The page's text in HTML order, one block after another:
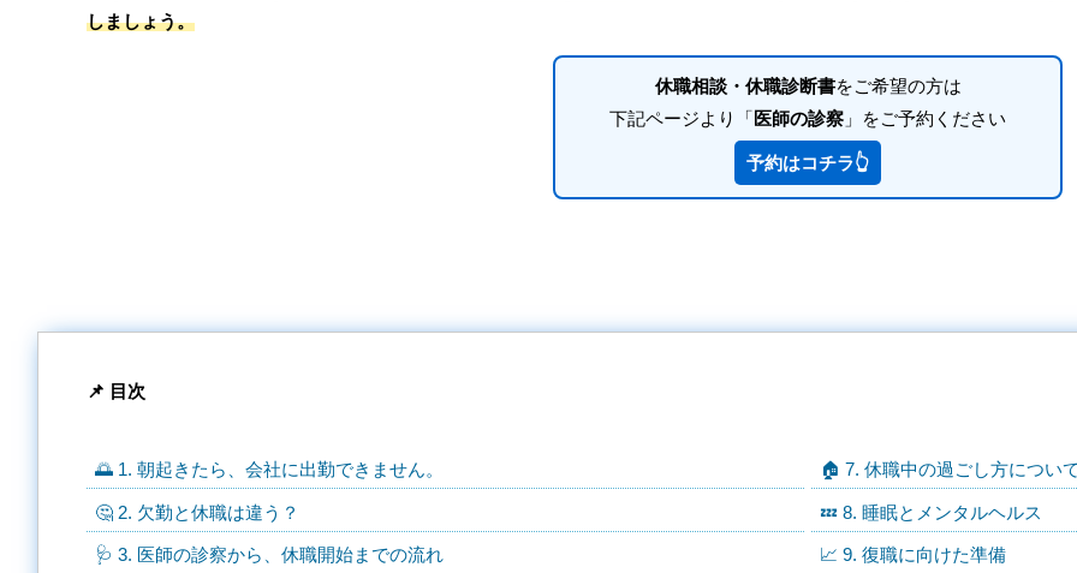
しましょう。
休職相談・休職診断書をご希望の方は
下記ページより「医師の診察 」をご予約ください
予約はコチラ👆
📌 目次
🌅 1. 朝起きたら、会社に出勤できません。
🤔 2. 欠勤と休職は違う？
🩺 3. 医師の診察から、休職開始までの流れ
🏠 7. 休職中の過ごし方につい
💤 8. 睡眠とメンタルヘルス
📈 9. 復職に向けた準備